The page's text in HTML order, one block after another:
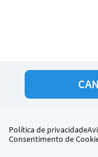
Política de privacidade
Consentimento de